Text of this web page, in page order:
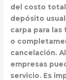
del costo total
depósito
carpa para las
o
cancelación.
empresas
servicio. Es